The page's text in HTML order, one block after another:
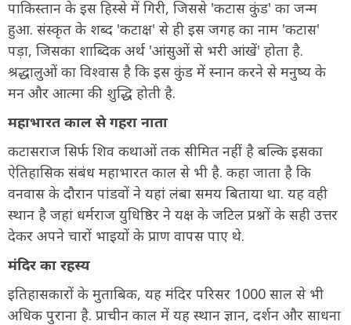
पाकिस्तान के इस हिस्से में गिरी, जिससे 'कटास कुंड' का जन्म
हुआ. संस्कृत के शब्द 'कटाक्ष' से ही इस जगह का नाम 'कटास'
पड़ा, जिसका शाब्दिक अर्थ 'आंसुओं से भरी आंखें' होता है.
श्रद्धालुओं का विश्वास है कि इस कुंड में स्नान करने से मनुष्य के
मन और आत्मा की शुद्धि होती है.
महाभारत काल से गहरा नाता
कटासराज सिर्फ शिव कथाओं तक सीमित नहीं है बल्कि इसका
ऐतिहासिक संबंध महाभारत काल से भी है. कहा जाता है कि
वनवास के दौरान पांडवों ने यहां लंबा समय बिताया था. यह वही
स्थान है जहां धर्मराज युधिष्ठिर ने यक्ष के जटिल प्रश्नों के सही उत्तर
देकर अपने चारों भाइयों के प्राण वापस पाए थे.
मंदिर का रहस्य
इतिहासकारों के मुताबिक, यह मंदिर परिसर 1000 साल से भी
अधिक पुराना है. प्राचीन काल में यह स्थान ज्ञान, दर्शन और साधना